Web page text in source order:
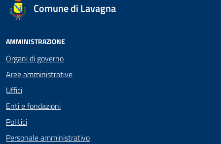
Comune di Lavagna
AMMINISTRAZIONE
Organi di governo
Aree amministrative
Uffici
Enti e fondazioni
Politici
Personale amministrativo